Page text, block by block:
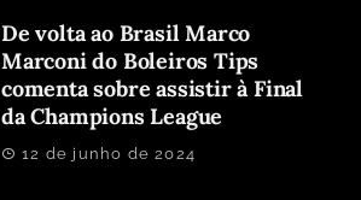
De volta ao Brasil Marco
Marconi do Boleiros Tips
comenta sobre assistir à Final
da Champions League
12 de junho de 2024